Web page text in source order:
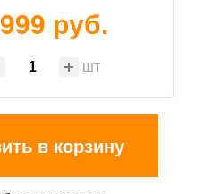
руб.
шт
в корзину